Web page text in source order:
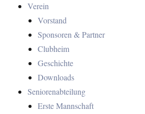
Verein
Vorstand
Sponsoren & Partner
Clubheim
Geschichte
Downloads
Seniorenabteilung
Erste Mannschaft